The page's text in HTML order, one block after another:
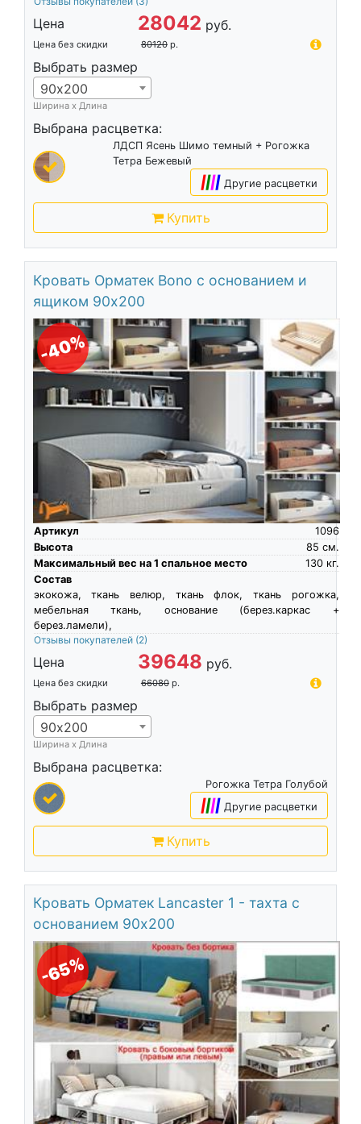
Цена 28042 руб.
Цена без скидки 80120 р.
Выбрать размер
90х200
Ширина х Длина
Выбрана расцветка:
ЛДСП Ясень Шимо темный + Рогожка
Тетра Бежевый
|||| Другие расцветки
Купить
Кровать Орматек Bono с основанием и
ящиком 90х200
-40%
Артикул
1096
Высота
см.
85
Максимальный вес на 1 спальное место
кг.
130
Состав
экокожа, ткань велюр, ткань флок, ткань рогожка,
мебельная ткань, основание (берез.каркас +
берез.ламели),
Отзывы покупателей (2)
Цена 39648 руб.
Цена без скидки 66080 р.
Выбрать размер
90х200
Ширина х Длина
Выбрана расцветка:
Рогожка Тетра Голубой
|||| Другие расцветки
Купить
Кровать Орматек Lancaster 1 - тахта с
основанием 90х200
-65%